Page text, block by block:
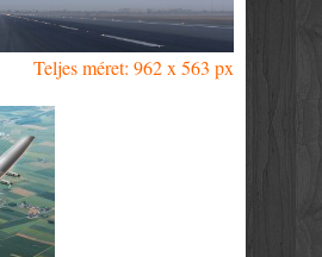
Teljes méret: 962 x 563 px